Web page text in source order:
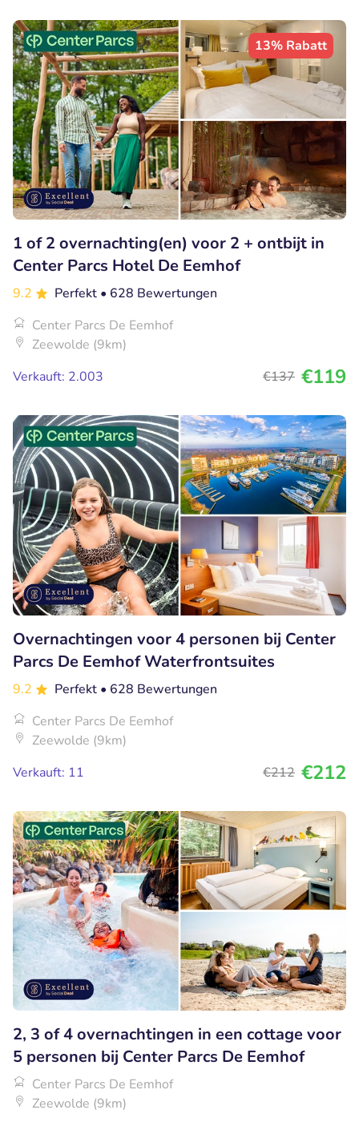
13% Rabatt
1 of 2 overnachting(en) voor 2 + ontbijt in
Center Parcs Hotel De Eemhof
9.2 Perfekt • 628 Bewertungen
Center Parcs De Eemhof
Zeewolde (9km)
Verkauft: 2.003
€137 €119
Overnachtingen voor 4 personen bij Center
Parcs De Eemhof Waterfrontsuites
9.2 Perfekt • 628 Bewertungen
Center Parcs De Eemhof
Zeewolde (9km)
Verkauft: 11
€212 €212
2, 3 of 4 overnachtingen in een cottage voor
5 personen bij Center Parcs De Eemhof
Center Parcs De Eemhof
Zeewolde (9km)